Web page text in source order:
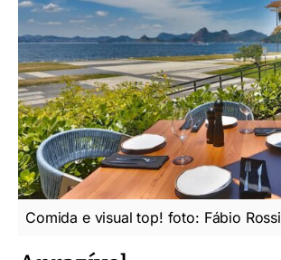
Comida e visual top! foto: Fábio Rossi